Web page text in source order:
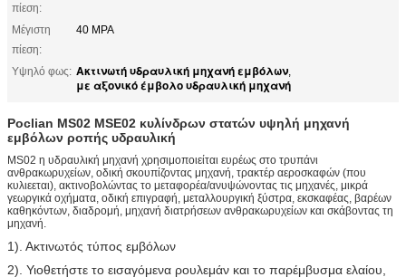
πίεση:
Μέγιστη
πίεση:
40 MPA
Υψηλό φως: Ακτινωτή υδραυλική μηχανή εμβόλων,
με αξονικό έμβολο υδραυλική μηχανή
Poclian MS02 MSE02 κυλίνδρων στατών υψηλή μηχανή
εμβόλων ροπής υδραυλική
MS02 η υδραυλική μηχανή χρησιμοποιείται ευρέως στο τρυπάνι
ανθρακωρυχείων, οδική σκουπίζοντας μηχανή, τρακτέρ αεροσκαφών (που
κυλιεεται), ακτινοβολώντας το μεταφορέα/ανυψώνοντας τις μηχανές, μικρά
γεωργικά οχήματα, οδική επιγραφή, μεταλλουργική ξύστρα, εκσκαφέας, βαρέων
καθηκόντων, διαδρομή, μηχανή διατρήσεων ανθρακωρυχείων και σκάβοντας τη
μηχανή.
1). Ακτινωτός τύπος εμβόλων
2). Υιοθετήστε το εισαγόμενα ρουλεμάν και το παρέμβυσμα ελαίου,